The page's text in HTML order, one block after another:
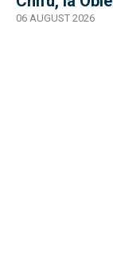
06 AUGUST 2026